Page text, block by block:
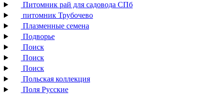
Питомник рай для садовода СПб
питомник Трубочево
Плазменные семена
Подворье
Поиск
Поиск
Поиск
Польская коллекция
Поля Русские